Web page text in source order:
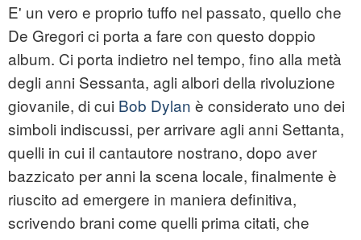
E' un vero e proprio tuffo nel passato, quello che
De Gregori ci porta a fare con questo doppio
album. Ci porta indietro nel tempo, fino alla metà
degli anni Sessanta, agli albori della rivoluzione
giovanile, di cui Bob Dylan è considerato uno dei
simboli indiscussi, per arrivare agli anni Settanta,
quelli in cui il cantautore nostrano, dopo aver
bazzicato per anni la scena locale, finalmente è
riuscito ad emergere in maniera definitiva,
scrivendo brani come quelli prima citati, che